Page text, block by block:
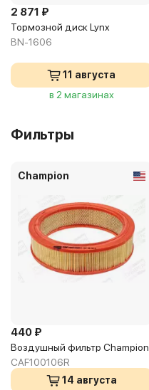
2 871 ₽
Тормозной диск Lynx
BN-1606
11 августа
в 2 магазинах
Фильтры
Champion
440 ₽
Воздушный фильтр Champion
CAF100106R
14 августа